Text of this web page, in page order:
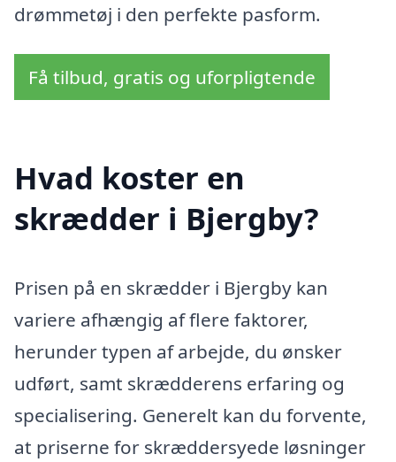
drømmetøj i den perfekte pasform.
Få tilbud, gratis og uforpligtende
Hvad koster en
skrædder i Bjergby?
Prisen på en skrædder i Bjergby kan
variere afhængig af flere faktorer,
herunder typen af arbejde, du ønsker
udført, samt skrædderens erfaring og
specialisering. Generelt kan du forvente,
at priserne for skræddersyede løsninger